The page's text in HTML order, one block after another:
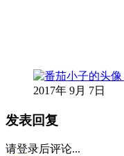
2017年 9月 7日
发表回复
请登录后评论...